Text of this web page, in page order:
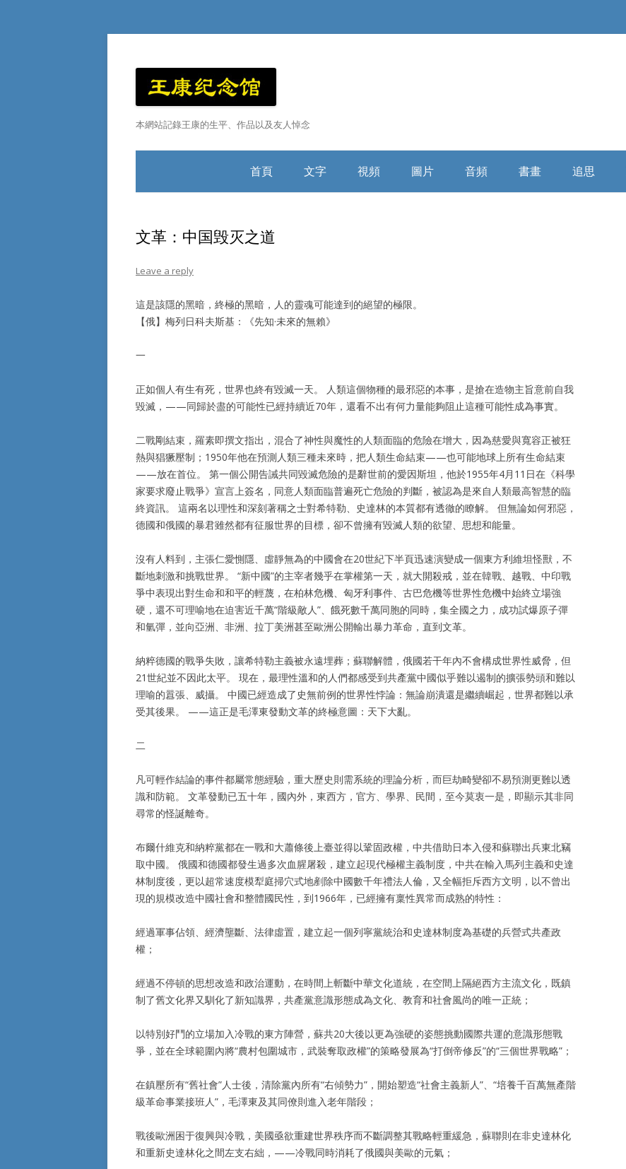
本網站記錄王康的生平、作品以及友人悼念
Skip
to
content
首頁 文字
縱論天下
存亡繼絕
歐洲思想
東西傳統
視頻 圖片
體制外時期
流亡時期
重病時期
王康先生骨灰墓葬
音頻 書畫
浩氣長流
追思
文革：中国毁灭之道
Leave a reply
這是該隱的黑暗，終極的黑暗，人的靈魂可能達到的絕望的極限。
【俄】梅列日科夫斯基：《先知·未來的無賴》
一
正如個人有生有死，世界也終有毀滅一天。 人類這個物種的最邪惡的本事，是搶在造物主旨意前自我
毀滅，——同歸於盡的可能性已經持續近70年，還看不出有何力量能夠阻止這種可能性成為事實。
二戰剛結束，羅素即撰文指出，混合了神性與魔性的人類面臨的危險在增大，因為慈愛與寬容正被狂
熱與猖獗壓制；1950年他在預測人類三種未來時，把人類生命結束——也可能地球上所有生命結束
——放在首位。 第一個公開告誡共同毀滅危險的是辭世前的愛因斯坦，他於1955年4月11日在《科學
家要求廢止戰爭》宣言上簽名，同意人類面臨普遍死亡危險的判斷，被認為是來自人類最高智慧的臨
終資訊。 這兩名以理性和深刻著稱之士對希特勒、史達林的本質都有透徹的瞭解。 但無論如何邪惡，
德國和俄國的暴君雖然都有征服世界的目標，卻不曾擁有毀滅人類的欲望、思想和能量。
沒有人料到，主張仁愛惻隱、虛靜無為的中國會在20世紀下半頁迅速演變成一個東方利維坦怪獸，不
斷地刺激和挑戰世界。 “新中國”的主宰者幾乎在掌權第一天，就大開殺戒，並在韓戰、越戰、中印戰
爭中表現出對生命和和平的輕蔑，在柏林危機、匈牙利事件、古巴危機等世界性危機中始終立場強
硬，還不可理喻地在迫害近千萬“階級敵人”、餓死數千萬同胞的同時，集全國之力，成功試爆原子彈
和氫彈，並向亞洲、非洲、拉丁美洲甚至歐洲公開輸出暴力革命，直到文革。
納粹德國的戰爭失敗，讓希特勒主義被永遠埋葬；蘇聯解體，俄國若干年內不會構成世界性威脅，但
21世紀並不因此太平。 現在，最理性溫和的人們都感受到共產黨中國似乎難以遏制的擴張勢頭和難以
理喻的囂張、威攝。 中國已經造成了史無前例的世界性悖論：無論崩潰還是繼續崛起，世界都難以承
受其後果。 ——這正是毛澤東發動文革的終極意圖：天下大亂。
二
凡可輕作結論的事件都屬常態經驗，重大歷史則需系統的理論分析，而巨劫畸變卻不易預測更難以透
識和防範。 文革發動已五十年，國內外，東西方，官方、學界、民間，至今莫衷一是，即顯示其非同
尋常的怪誕離奇。
布爾什維克和納粹黨都在一戰和大蕭條後上臺並得以鞏固政權，中共借助日本入侵和蘇聯出兵東北竊
取中國。 俄國和德國都發生過多次血腥屠殺，建立起現代極權主義制度，中共在輸入馬列主義和史達
林制度後，更以超常速度模犁庭掃穴式地剷除中國數千年禮法人倫，又全幅拒斥西方文明，以不曾出
現的規模改造中國社會和整體國民性，到1966年，已經擁有稟性異常而成熟的特性：
經過軍事佔領、經濟壟斷、法律虛置，建立起一個列寧黨統治和史達林制度為基礎的兵營式共產政
權；
經過不停頓的思想改造和政治運動，在時間上斬斷中華文化道統，在空間上隔絕西方主流文化，既鎮
制了舊文化界又馴化了新知識界，共產黨意識形態成為文化、教育和社會風尚的唯一正統；
以特別好鬥的立場加入冷戰的東方陣營，蘇共20大後以更為強硬的姿態挑動國際共運的意識形態戰
爭，並在全球範圍內將“農村包圍城市，武裝奪取政權”的策略發展為“打倒帝修反”的“三個世界戰略”；
在鎮壓所有“舊社會”人士後，清除黨內所有“右傾勢力”，開始塑造“社會主義新人”、“培養千百萬無產階
級革命事業接班人”，毛澤東及其同僚則進入老年階段；
戰後歐洲困于復興與冷戰，美國亟欲重建世界秩序而不斷調整其戰略輕重緩急，蘇聯則在非史達林化
和重新史達林化之間左支右絀，——冷戰同時消耗了俄國與美歐的元氣；